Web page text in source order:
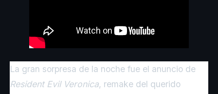
La gran sorpresa de la noche fue el anuncio de
Resident Evil Veronica, remake del querido